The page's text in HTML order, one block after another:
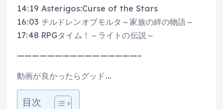
14:19 Asterigos:Curse of the Stars
16:03 チルドレンオブモルタ～家族の絆の物語～
17:48 RPGタイム！～ライトの伝説～
————————————————–
動画が良かったらグッド…
目次